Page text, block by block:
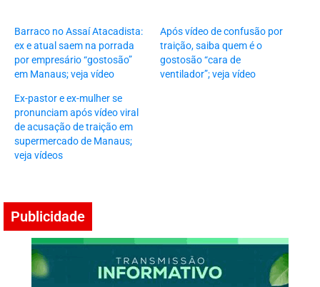
Barraco no Assaí Atacadista:
ex e atual saem na porrada
por empresário “gostosão”
em Manaus; veja vídeo
Após vídeo de confusão por
traição, saiba quem é o
gostosão “cara de
ventilador”; veja vídeo
Ex-pastor e ex-mulher se
pronunciam após vídeo viral
de acusação de traição em
supermercado de Manaus;
veja vídeos
Publicidade